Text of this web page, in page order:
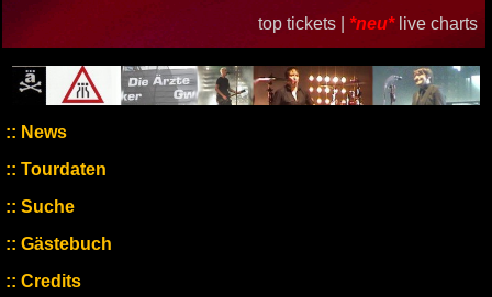
top tickets | *neu* live charts
News
Tourdaten
Suche
Gästebuch
Credits